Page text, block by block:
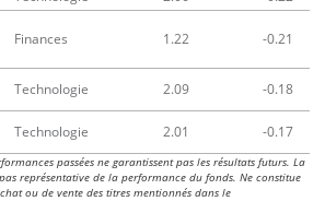
Finances 1.22 -0.21
Technologie 2.09
-0.18
Technologie 2.01 -0.17
passées ne garantissent pas les résultats futurs. La
représentative de la performance du fonds. Ne constitue
ou de vente des titres mentionnés dans le